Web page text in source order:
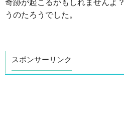
奇跡が起こるかもしれませんよ？
うのたろうでした。
スポンサーリンク